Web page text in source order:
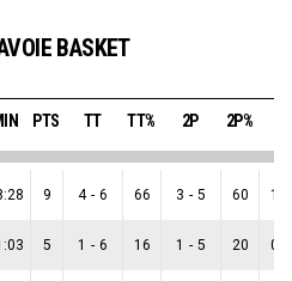
BASKET
PTS TT TT% 2P 2P%
9 4 - 6 66 3 - 5 60 1
5 1 - 6 16 1 - 5 20 0